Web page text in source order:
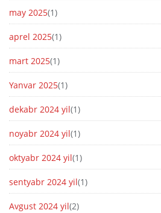
may 2025(1)
aprel 2025(1)
mart 2025(1)
Yanvar 2025(1)
dekabr 2024 yil(1)
noyabr 2024 yil(1)
oktyabr 2024 yil(1)
sentyabr 2024 yil(1)
Avgust 2024 yil(2)